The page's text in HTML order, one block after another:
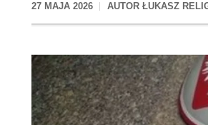
27 MAJA 2026 AUTOR ŁUKASZ